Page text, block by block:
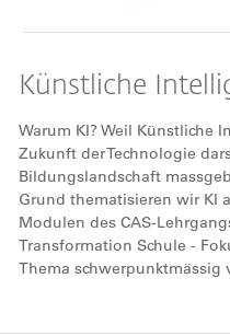
Künstliche
Warum KI? Weil Künstliche
Zukunft der Technologie
Bildungslandschaft
Grund thematisieren wir KI
Modulen des CAS-
Transformation Schule -
Thema schwerpunktmässig